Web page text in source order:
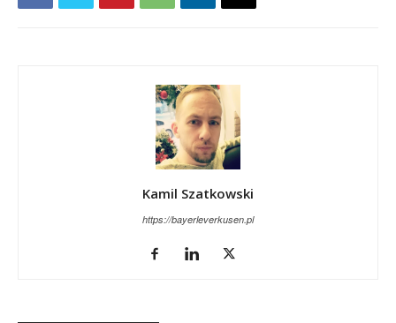
Kamil Szatkowski
https://bayerleverkusen.pl